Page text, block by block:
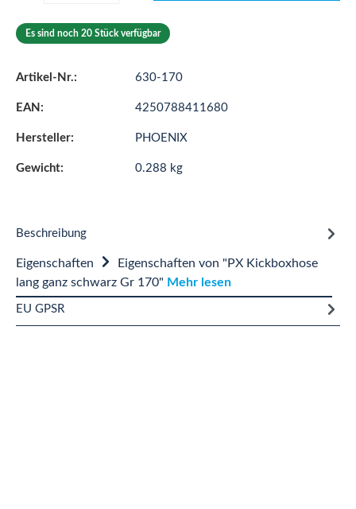
Es sind noch 20 Stück verfügbar
Artikel-Nr.: 630-170
EAN: 4250788411680
Hersteller: PHOENIX
Gewicht: 0.288 kg
Beschreibung
Eigenschaften
Eigenschaften von "PX Kickboxhose
lang ganz schwarz Gr 170" Mehr lesen
EU GPSR